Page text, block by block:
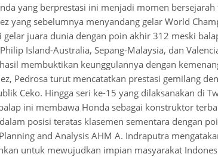
yang berprestasi ini menjadi momen
yang sebelumnya menyandang gelar World
gelar juara dunia dengan poin akhir 312 meski
Island-Australia, Sepang-Malaysia, dan
membuktikan keunggulannya dengan
Pedrosa turut mencatatkan prestasi gemilang
Ceko. Hingga seri ke-15 yang dilaksanakan di
ini membawa Honda sebagai konstruktor
posisi teratas klasemen sementara dengan
and Analysis AHM A. Indraputra
untuk mewujudkan impian masyarakat